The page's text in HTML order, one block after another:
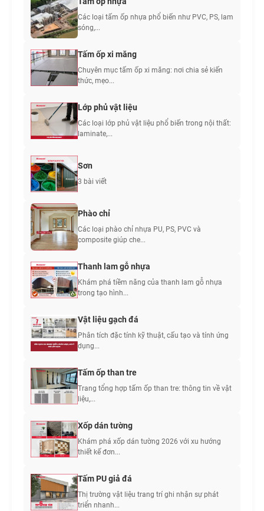
Các loại tấm ốp nhựa phổ biến như PVC, PS, lam
sóng,...
Tấm ốp xi măng
Chuyên mục tấm ốp xi măng: nơi chia sẻ kiến
thức, mẹo...
Lớp phủ vật liệu
Các loại lớp phủ vật liệu phổ biến trong nội thất:
laminate,...
Sơn
3 bài viết
Phào chỉ
Các loại phào chỉ nhựa PU, PS, PVC và
composite giúp che...
Thanh lam gỗ nhựa
Khám phá tiềm năng của thanh lam gỗ nhựa
trong tạo hình...
Vật liệu gạch đá
Phân tích đặc tính kỹ thuật, cấu tạo và tính ứng
dụng...
Tấm ốp than tre
Trang tổng hợp tấm ốp than tre: thông tin về vật
liệu,...
Xốp dán tường
Khám phá xốp dán tường 2026 với xu hướng
thiết kế đơn...
Tấm PU giả đá
Thị trường vật liệu trang trí ghi nhận sự phát
triển nhanh...